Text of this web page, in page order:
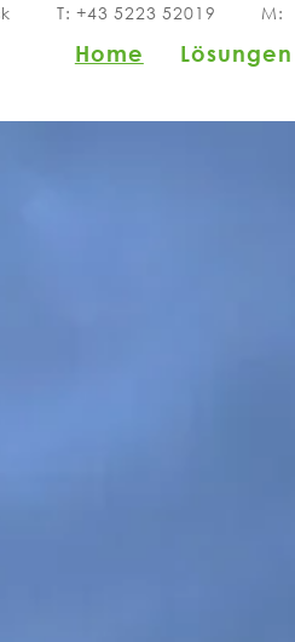
T:+43 5223 52019 M:
Home Lösungen